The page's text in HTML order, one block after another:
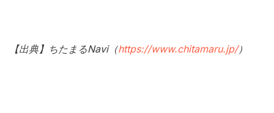
【出典】ちたまるNavi（https://www.chitamaru.jp/）